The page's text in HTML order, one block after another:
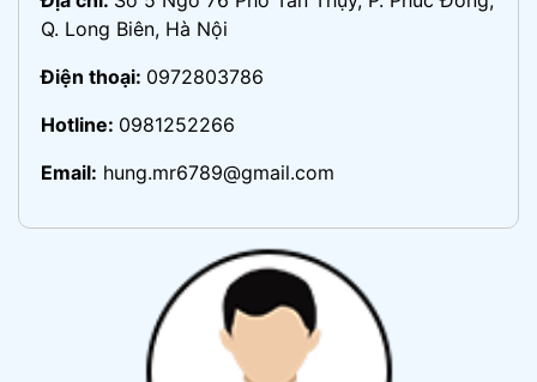
Q. Long Biên, Hà Nội
Điện thoại: 0972803786
Hotline: 0981252266
Email: hung.mr6789@gmail.com